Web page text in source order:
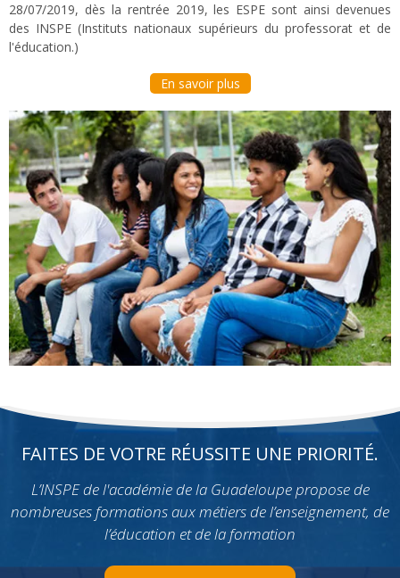
28/07/2019, dès la rentrée 2019, les ESPE sont ainsi devenues
des INSPE (Instituts nationaux supérieurs du professorat et de
l'éducation.)
En savoir plus
FAITES DE VOTRE RÉUSSITE UNE PRIORITÉ.
L’INSPE de l'académie de la Guadeloupe propose de
nombreuses formations aux métiers de l’enseignement, de
l’éducation et de la formation